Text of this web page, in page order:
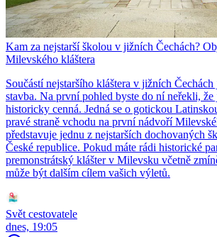
Kam za nejstarší školou v jižních Čechách?
Milevského kláštera
Součástí nejstaršího kláštera v jižních Čechách
stavba. Na první pohled byste do ní neřekli, že
historicky cenná. Jedná se o gotickou
pravé straně vchodu na první nádvoří
představuje jednu z nejstarších dochovaných
České republice. Pokud máte rádi historické
premonstrátský klášter v Milevsku včetně
může být dalším cílem vašich výletů.
Svět cestovatele
dnes, 19:05